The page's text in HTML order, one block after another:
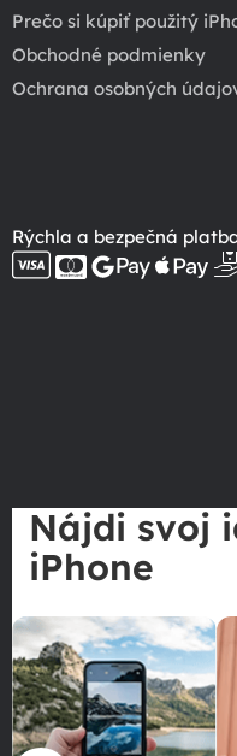
Prečo si kúpiť použitý
Obchodné podmienky
Ochrana osobných
Rýchla a bezpečná
Nájdi svoj
iPhone